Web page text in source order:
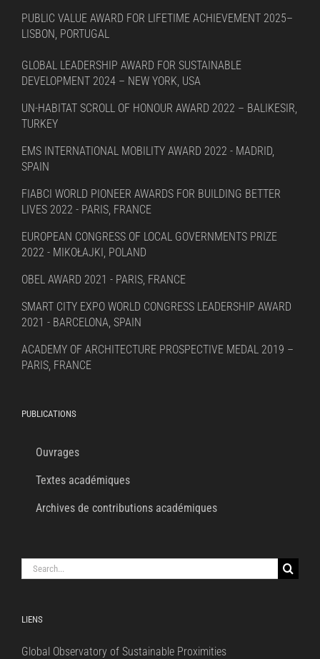
PUBLIC VALUE AWARD FOR LIFETIME ACHIEVEMENT 2025–
LISBON, PORTUGAL
GLOBAL LEADERSHIP AWARD FOR SUSTAINABLE
DEVELOPMENT 2024 – NEW YORK, USA
UN-HABITAT SCROLL OF HONOUR AWARD 2022 – BALIKESIR,
TURKEY
EMS INTERNATIONAL MOBILITY AWARD 2022 - MADRID,
SPAIN
FIABCI WORLD PIONEER AWARDS FOR BUILDING BETTER
LIVES 2022 - PARIS, FRANCE
EUROPEAN CONGRESS OF LOCAL GOVERNMENTS PRIZE
2022 - MIKOŁAJKI, POLAND
OBEL AWARD 2021 - PARIS, FRANCE
SMART CITY EXPO WORLD CONGRESS LEADERSHIP AWARD
2021 - BARCELONA, SPAIN
ACADEMY OF ARCHITECTURE PROSPECTIVE MEDAL 2019 –
PARIS, FRANCE
PUBLICATIONS
Ouvrages
Textes académiques
Archives de contributions académiques
Search
for:
LIENS
Global Observatory of Sustainable Proximities